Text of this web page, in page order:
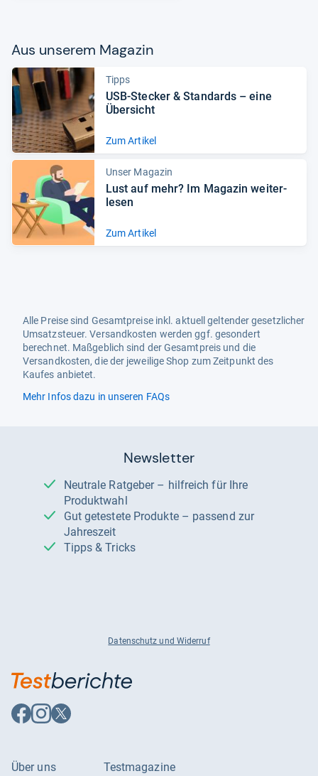
Aus unse­rem Maga­zin
Tipps
USB-​Ste­cker & Stan­dards – eine
Über­sicht
Zum Artikel
Unser Magazin
Lust auf mehr? Im Maga­zin wei­ter­
le­sen
Zum Artikel
Alle Preise sind Gesamtpreise inkl. aktuell geltender gesetzlicher
Umsatzsteuer. Versandkosten werden ggf. gesondert
berechnet. Maßgeblich sind der Gesamtpreis und die
Versandkosten, die der jeweilige Shop zum Zeitpunkt des
Kaufes anbietet.
Mehr Infos dazu in unseren FAQs
Newsletter
Neutrale Ratgeber – hilfreich für Ihre
Produktwahl
Gut getestete Produkte – passend zur
Jahreszeit
Tipps & Tricks
Datenschutz und Widerruf
Auf
Facebook
Auf
Instagram
Auf
X
Über uns Testmagazine